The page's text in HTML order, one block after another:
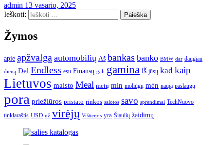
admin 13 vasario, 2025
Ieškoti:
Žymos
apie apžvalga automobilių Aš bankas banko BMW dar daugiau
dieną Dėl Endless esu Finansų gali gamina iš jūsų kad kaip
Lietuvos maisto Meal metų mln moliūgų mėn naują paslaugų
pora priežiūros pristato rinkos salotos savo sprendimai TechNuovo
tinklaraštis USD už virėjų Vištienos yra Šiaulių žaidimų